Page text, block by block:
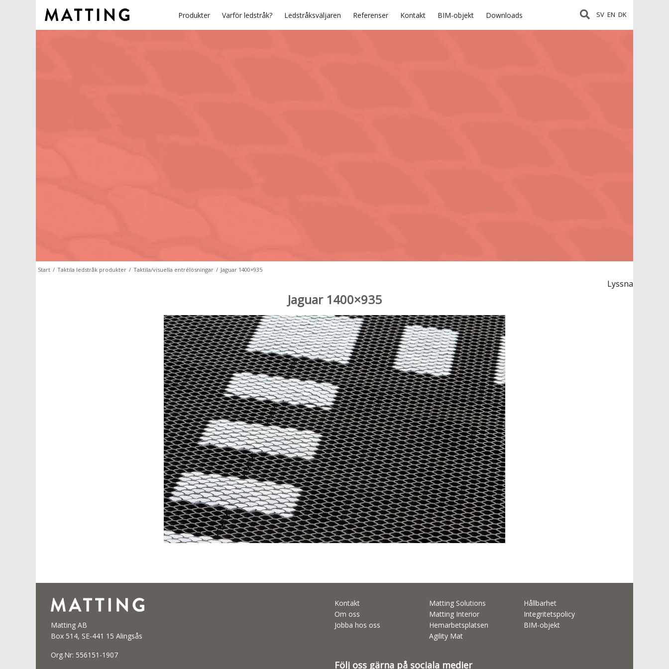
Produkter Varför ledstråk? Ledstråksväljaren Referenser Kontakt BIM-objekt Downloads SV EN DK
Start / Taktila ledstråk produkter / Taktila/visuella entrélösningar / Jaguar 1400×935
Lyssna
Jaguar 1400×935
Matting AB
Box 514, SE-441 15 Alingsås
Org.Nr: 556151-1907
Kontakt
Om oss
Jobba hos oss
Matting Solutions
Matting Interior
Hemarbetsplatsen
Agility Mat
Hållbarhet
Integritetspolicy
BIM-objekt
Följ oss gärna på sociala medier